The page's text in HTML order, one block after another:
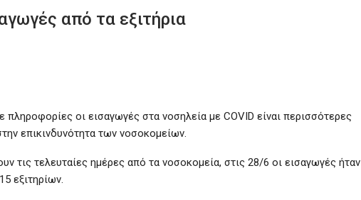
από τα εξιτήρια
οι εισαγωγές στα νοσηλεία με COVID είναι περισσότερες
επικινδυνότητα των νοσοκομείων.
τις τελευταίες ημέρες από τα νοσοκομεία, στις 28/6 οι εισαγωγές ήταν
εξιτηρίων.